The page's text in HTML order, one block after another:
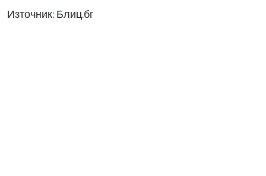
Източник: Блиц.бг